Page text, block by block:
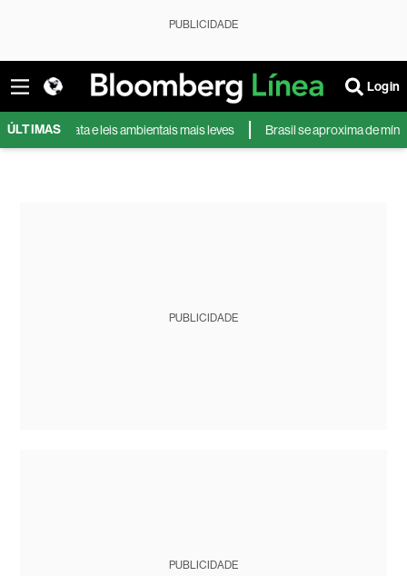
PUBLICIDADE
Login
ÚLTIMAS
terra barata e leis ambientais mais leves Brasil se aproxima de
PUBLICIDADE
PUBLICIDADE